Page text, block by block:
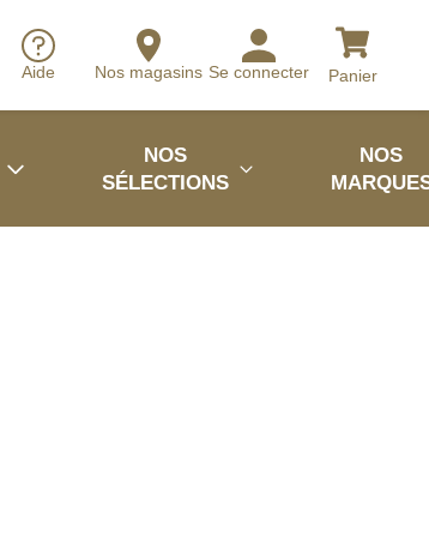
Aide Nos magasins Se connecter Panier
NOS
SÉLECTIONS
NOS